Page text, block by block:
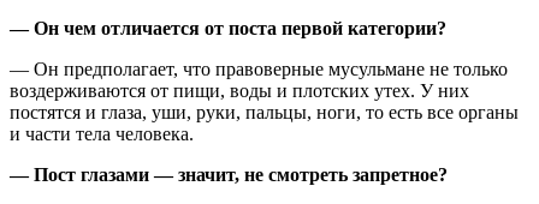
— Он чем отличается от поста первой категории?
— Он предполагает, что правоверные мусульмане не только
воздерживаются от пищи, воды и плотских утех. У них
постятся и глаза, уши, руки, пальцы, ноги, то есть все органы
и части тела человека.
— Пост глазами — значит, не смотреть запретное?